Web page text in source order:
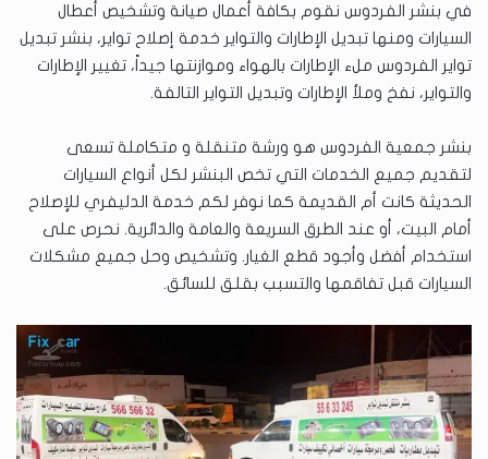
في بنشر الفردوس نقوم بكافة أعمال صيانة وتشخيص أعطال
السيارات ومنها تبديل الإطارات والتواير خدمة إصلاح تواير، بنشر تبديل
تواير الفردوس ملء الإطارات بالهواء وموازنتها جيداً، تغيير الإطارات
والتواير، نفخ وملأ الإطارات وتبديل التواير التالفة.
بنشر جمعية الفردوس هو ورشة متنقلة و متكاملة تسعى
لتقديم جميع الخدمات التي تخص البنشر لكل أنواع السيارات
الحديثة كانت أم القديمة كما نوفر لكم خدمة الدليفري للإصلاح
أمام البيت، أو عند الطرق السريعة والعامة والدائرية. نحرص على
استخدام أفضل وأجود قطع الغيار. وتشخيص وحل جميع مشكلات
السيارات قبل تفاقمها والتسبب بقلق للسائق.